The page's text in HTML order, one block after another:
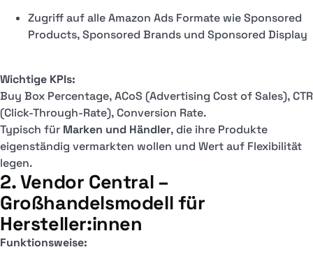
Zugriff auf alle Amazon Ads Formate wie Sponsored
Products, Sponsored Brands und Sponsored Display
Wichtige KPIs:
Buy Box Percentage, ACoS (Advertising Cost of Sales), CTR
(Click-Through-Rate), Conversion Rate.
Typisch für Marken und Händler, die ihre Produkte
eigenständig vermarkten wollen und Wert auf Flexibilität
legen.
2. Vendor Central –
Großhandelsmodell für
Hersteller:innen
Funktionsweise: